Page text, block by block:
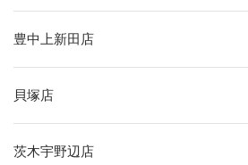
豊中上新田店
貝塚店
茨木宇野辺店